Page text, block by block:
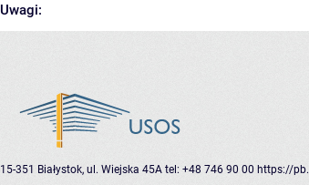
Uwagi:
15-351 Białystok, ul. Wiejska 45A tel: +48 746 90 00 https://